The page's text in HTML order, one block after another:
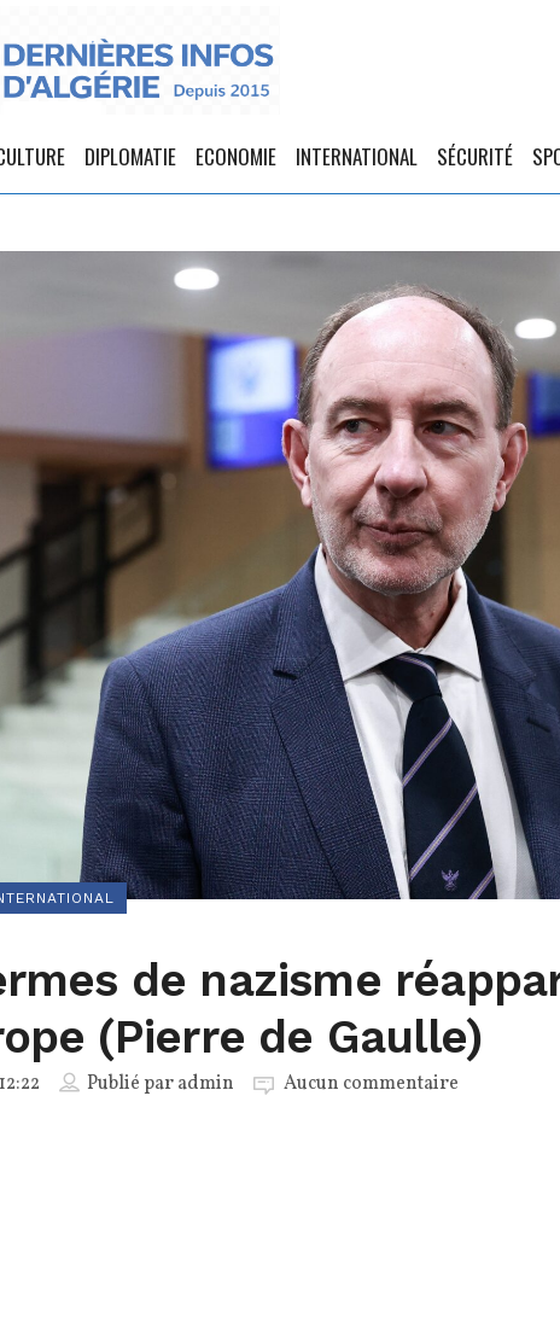
DIPLOMATIE ECONOMIE INTERNATIONAL SÉCURITÉ
de nazisme
(Pierre de Gaulle)
Publié paradmin Aucun commentaire